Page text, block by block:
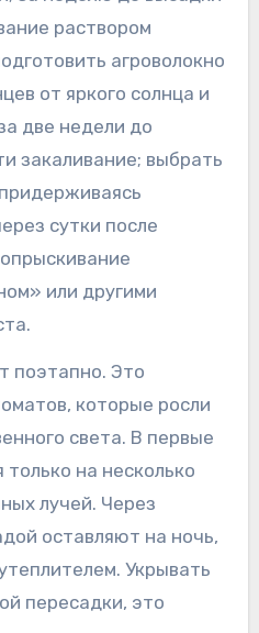
раствором
агроволокно
от яркого солнца и
две недели до
закаливание; выбрать
сутки после
или другими
поэтапно. Это
которые росли
света. В первые
на несколько
лучей. Через
оставляют на ночь,
Укрывать
пересадки, это